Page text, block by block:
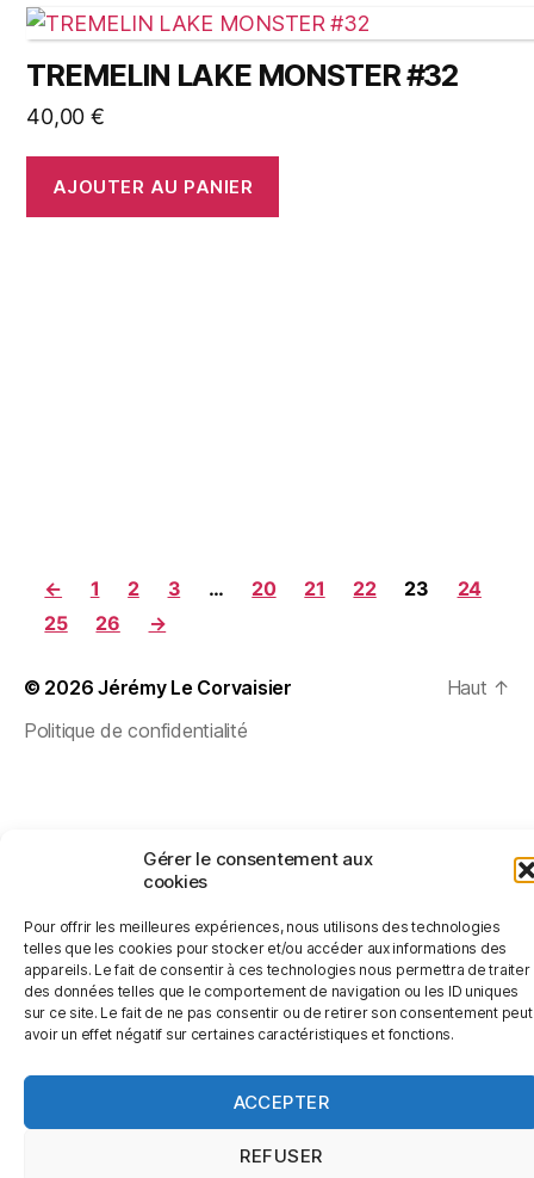
Gérer le consentement aux
cookies
Pour offrir les meilleures expériences, nous utilisons des technologies
telles que les cookies pour stocker et/ou accéder aux informations des
appareils. Le fait de consentir à ces technologies nous permettra de traiter
des données telles que le comportement de navigation ou les ID uniques
sur ce site. Le fait de ne pas consentir ou de retirer son consentement peut
avoir un effet négatif sur certaines caractéristiques et fonctions.
ACCEPTER
REFUSER
TREMELIN LAKE MONSTER #32
40,00 €
AJOUTER AU PANIER
← 1 2 3 … 20 21 22 23
24
25
26 →
© 2026Jérémy Le Corvaisier
Politique de confidentialité
Haut ↑